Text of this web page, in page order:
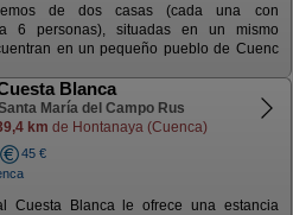
de dos casas (cada una con
6 personas), situadas en un mismo
en un pequeño pueblo de Cuenc
Blanca
María del Campo Rus
km de Hontanaya (Cuenca)
45 €
Cuesta Blanca le ofrece una estancia